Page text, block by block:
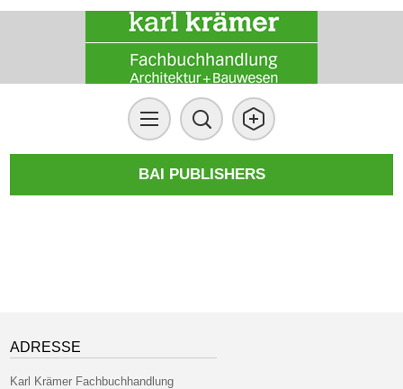
BAI PUBLISHERS
ADRESSE
Karl Krämer Fachbuchhandlung